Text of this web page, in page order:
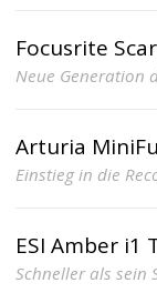
Focusrite
Neue Generation
Arturia
Einstieg in die
ESI Amber i1
Schneller als sein